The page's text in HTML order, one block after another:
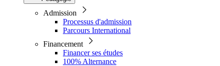
Admission
Processus d'admission
Parcours International
Financement
Financer ses études
100% Alternance